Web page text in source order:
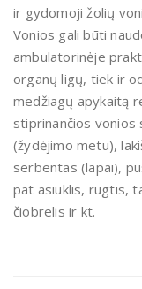
ir gydomoji žolių
Vonios gali būti
ambulatorinėje
organų ligų, tiek ir
medžiagų apykaitą
stiprinančios
(žydėjimo metu),
serbentas (lapai),
pat asiūklis, rūgtis,
čiobrelis ir kt.